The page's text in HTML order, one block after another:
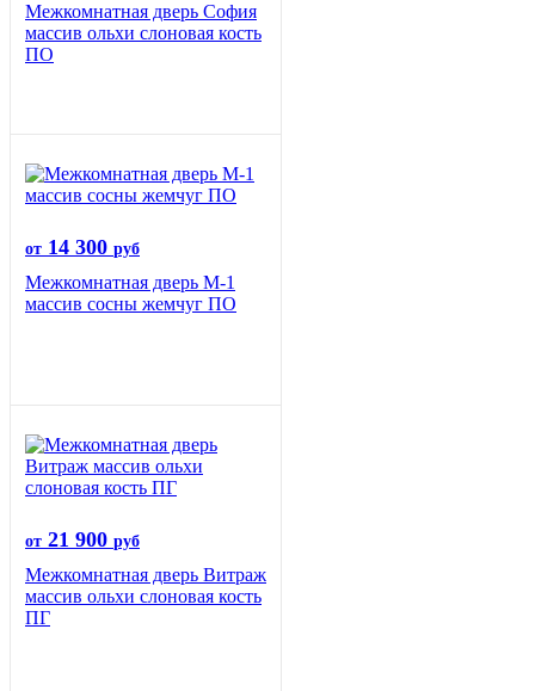
Межкомнатная дверь София
массив ольхи слоновая кость
ПО
от 14 300 руб
Межкомнатная дверь М-1
массив сосны жемчуг ПО
от 21 900 руб
Межкомнатная дверь Витраж
массив ольхи слоновая кость
ПГ